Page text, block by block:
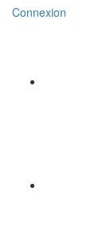
Connexion